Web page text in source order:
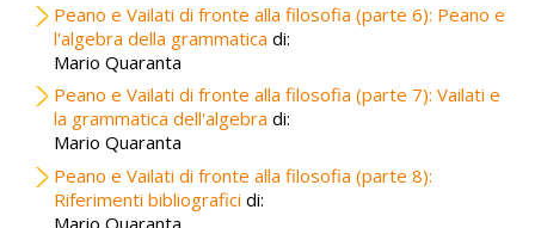
Peano e Vailati di fronte alla filosofia (parte 6): Peano e
l'algebra della grammatica di:
Mario Quaranta
Peano e Vailati di fronte alla filosofia (parte 7): Vailati e
la grammatica dell'algebra di:
Mario Quaranta
Peano e Vailati di fronte alla filosofia (parte 8):
Riferimenti bibliografici di:
Mario Quaranta